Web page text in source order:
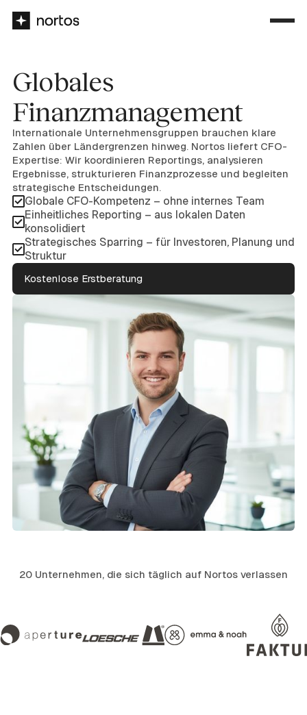
Globales
Finanzmanagement
Internationale Unternehmensgruppen brauchen klare
Zahlen über Ländergrenzen hinweg. Nortos liefert CFO-
Expertise: Wir koordinieren Reportings, analysieren
Ergebnisse, strukturieren Finanzprozesse und begleiten
strategische Entscheidungen.
Globale CFO-Kompetenz – ohne internes Team
Einheitliches Reporting – aus lokalen Daten
konsolidiert
Strategisches Sparring – für Investoren, Planung und
Struktur
Kostenlose Erstberatung
20 Unternehmen, die sich täglich auf Nortos verlassen